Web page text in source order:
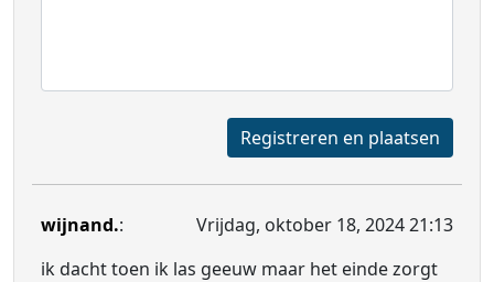
Registreren en plaatsen
wijnand.:
Vrijdag, oktober 18, 2024 21:13
ik dacht toen ik las geeuw maar het einde zorgt